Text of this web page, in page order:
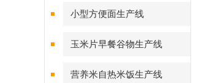
小型方便面生产线
玉米片早餐谷物生产线
营养米自热米饭生产线